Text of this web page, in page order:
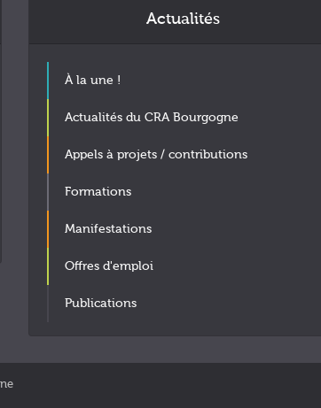
Actualités
À la une !
Actualités du CRA Bourgogne
Appels à projets / contributions
Formations
Manifestations
Offres d'emploi
Publications